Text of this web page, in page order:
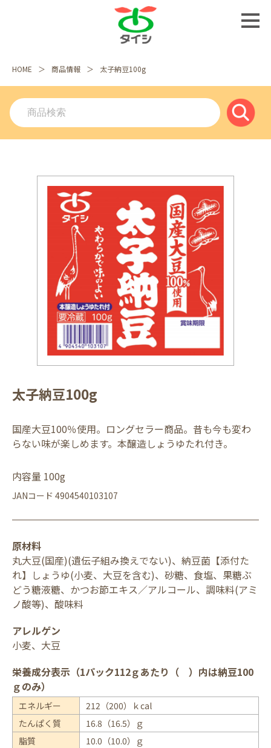
HOME 商品情報 太子納豆100g
太子納豆100g
国産大豆100％使用。ロングセラー商品。昔も今も変わ
らない味が楽しめます。本醸造しょうゆたれ付き。
内容量 100g
JANコード 4904540103107
原材料
丸大豆(国産)(遺伝子組み換えでない)、納豆菌【添付た
れ】しょうゆ(小麦、大豆を含む)、砂糖、食塩、果糖ぶ
どう糖液糖、かつお節エキス／アルコール、調味料(アミ
ノ酸等)、酸味料
アレルゲン
小麦、大豆
栄養成分表示（1パック112ｇあたり（ ）内は納豆100
ｇのみ）
エネルギー
212（200）ｋcal
たんぱく質
16.8（16.5）ｇ
脂質
10.0（10.0）ｇ